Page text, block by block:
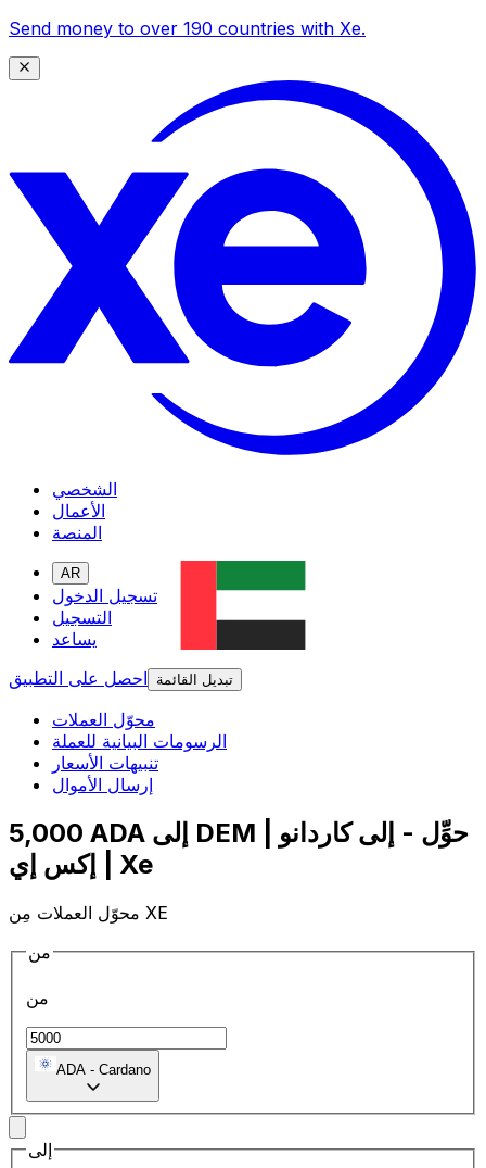
Send money to over 190 countries with Xe.
الشخصي
الأعمال
المنصة
AR
تسجيل الدخول
التسجيل
يساعد
احصل على التطبيق
تبديل القائمة
محوّل العملات
الرسومات البيانية للعملة
تنبيهات الأسعار
إرسال الأموال
5,000 ADA إلى DEM | حوِّل - إلى كاردانو
| إكس إي Xe
محوّل العملات مِن XE
من
من
ADA - Cardano
إلى